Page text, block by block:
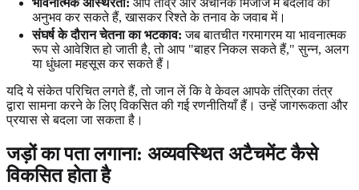
भावनात्मक अस्थिरता: आप तीव्र और अचानक मिजाज में बदलाव का
अनुभव कर सकते हैं, खासकर रिश्ते के तनाव के जवाब में।
संघर्ष के दौरान चेतना का भटकाव: जब बातचीत गरमागरम या भावनात्मक
रूप से आवेशित हो जाती है, तो आप "बाहर निकल सकते हैं," सुन्न, अलग
या धुंधला महसूस कर सकते हैं।
यदि ये संकेत परिचित लगते हैं, तो जान लें कि वे केवल आपके तंत्रिका तंत्र
द्वारा सामना करने के लिए विकसित की गई रणनीतियाँ हैं। उन्हें जागरूकता और
प्रयास से बदला जा सकता है।
जड़ों का पता लगाना: अव्यवस्थित अटैचमेंट कैसे
विकसित होता है